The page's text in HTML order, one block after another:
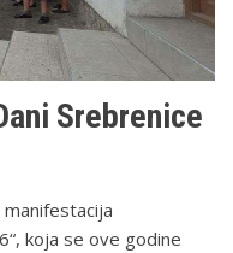
Srebrenice
koja se ove godine